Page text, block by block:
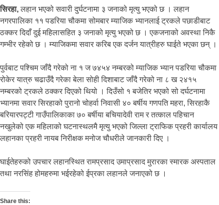
सिरहा,लहान भएको सवारी दुर्घटनामा ३ जनाको मृत्यु भएको छ । लहान
नगरपालिका ११ पडरिया चौकमा सोमबार म्याजिक भ्यानलाई ट्रकले पछाडीबाट
ठक्कर दिदाँ दुई महिलासहित ३ जनाको मृत्यु भएको छ । एकजनाको अवस्था निकै
गम्भीर रहेको छ । म्याजिकमा सवार करिब एक दर्जन यात्रीहरु घाईते भएका छन् ।
पुर्वबाट पश्चिम जाँदै गरेको ना १ ज ७४५४ नम्बरको म्याजिक भ्यान पडरिया चौकमा
रोकेर यात्रु चढाउँदै गरेका बेला सोही दिशाबाट जाँदै गरेको ना ८ ख २४१५
नम्बरको ट्रकले ठक्कर दिएको थियो । दिउँसो १ बजेतिर भएको सो दर्घटनामा
भ्यानमा सवार सिरहाको पुरानो चोहर्वा निवासी ४० बर्षीय गणपति महरा, सिरहाकै
बरियारपट्टी गाउँपालिकाका ७० बर्षीया बचियादेवी राम र तत्काल पहिचान
नखुलेको एक महिलाको घटनास्थलमै मृत्यु भएको जिल्ला ट्राफिक प्रहरी कार्यालय
लहानका प्रहरी नायब निरीक्षक मनोज चौधरीले जानकारी दिए ।
घाईतेहरुको उपचार लहानस्थित रामप्रसाद उमाप्रसाद मुरारका स्मारक अस्पताल
तथा नरसिंह होमहरुमा भईरहेको ईप्रका लहानले जनाएको छ ।
Share this: